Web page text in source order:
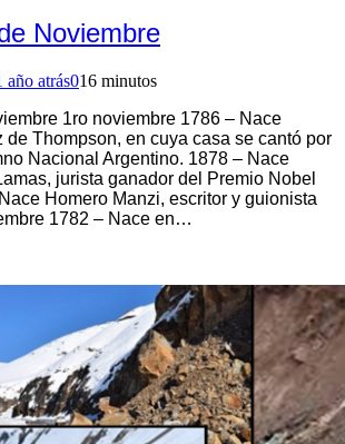
Noviembre
año atrás016 minutos
1ro noviembre 1786 – Nace
de Thompson, en cuya casa se cantó por
Nacional Argentino. 1878 – Nace
jurista ganador del Premio Nobel
Homero Manzi, escritor y guionista
1782 – Nace en…